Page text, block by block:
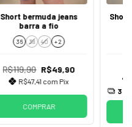
Short bermuda jeans
barra a fio
36 38 40 + 2
R$119,90 R$49,90
R$47,41 com Pix
COMPRAR
3